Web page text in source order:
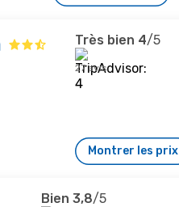
Très bien 4/5
27 avis
Montrer les prix
Bien 3,8/5